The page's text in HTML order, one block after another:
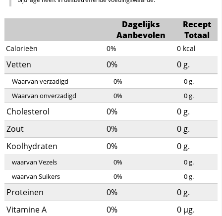
Dagelijks
Aanbevolen
Recept
Totaal
Calorieën 0% 0 kcal
Vetten 0% 0g.
Waarvan verzadigd 0% 0g.
Waarvan onverzadigd
0% 0g.
Cholesterol 0% 0g.
Zout
0% 0g.
Koolhydraten
0% 0g.
waarvan Vezels 0% 0g.
waarvan Suikers
0% 0g.
Proteinen 0% 0g.
Vitamine A
0% 0 µg.